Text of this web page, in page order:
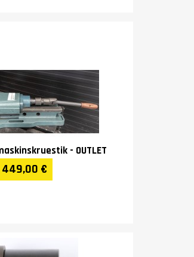
- OUTLET
449,00 €